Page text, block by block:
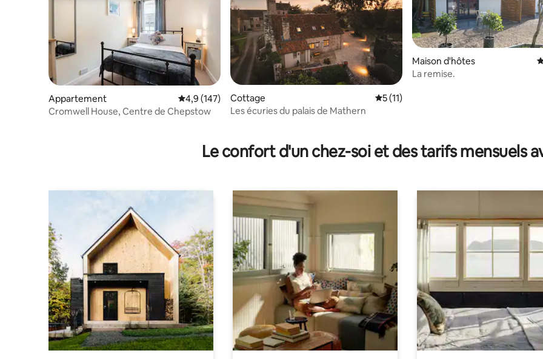
Appartement Évaluation moyenne sur la base de 147 commentaires : 4,9 sur 5
4,9 (147)
Cromwell House, Centre de Chepstow
Cottage Évaluation moyenne sur la base de 11
5 (11)
Les écuries du palais de Mathern
Maison d'hôtes
La remise.
Le confort d'un chez-soi et des tarifs mensuels